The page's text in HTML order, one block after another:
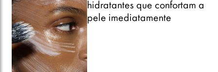
hidratantes que confortam a
pele imediatamente